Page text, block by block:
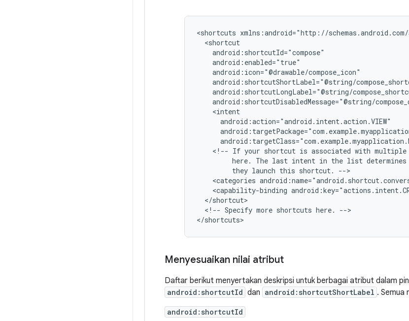
<shortcuts
<!-- If your shortcut is associated with multiple
here.
The last intent in the list determines
they launch this shortcut.
<categories
<capability-binding
<!-- Specify more shortcuts here.
-->
Menyesuaikan nilai atribut
Daftar berikut menyertakan deskripsi untuk berbagai atribut dalam
android:shortcutId dan android:shortcutShortLabel . Semua
android:shortcutId